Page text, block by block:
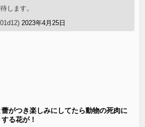
します。
2023年4月25日
蕾がつき楽しみにしてたら動物の死肉に
る花が！